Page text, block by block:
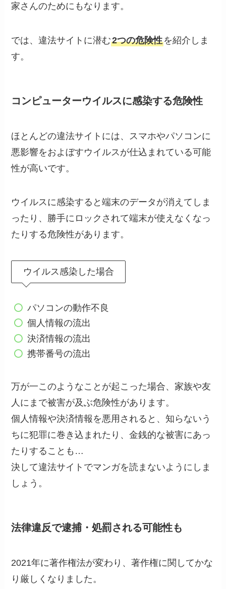
家さんのためにもなります。
では、違法サイトに潜む2つの危険性を紹介しま
す。
コンピューターウイルスに感染する危険性
ほとんどの違法サイトには、スマホやパソコンに
悪影響をおよぼすウイルスが仕込まれている可能
性が高いです。
ウイルスに感染すると端末のデータが消えてしま
ったり、勝手にロックされて端末が使えなくなっ
たりする危険性があります。
ウイルス感染した場合
パソコンの動作不良
個人情報の流出
決済情報の流出
携帯番号の流出
万が一このようなことが起こった場合、家族や友
人にまで被害が及ぶ危険性があります。
個人情報や決済情報を悪用されると、知らないう
ちに犯罪に巻き込まれたり、金銭的な被害にあっ
たりすることも…
決して違法サイトでマンガを読まないようにしま
しょう。
法律違反で逮捕・処罰される可能性も
2021年に著作権法が変わり、著作権に関してかな
り厳しくなりました。